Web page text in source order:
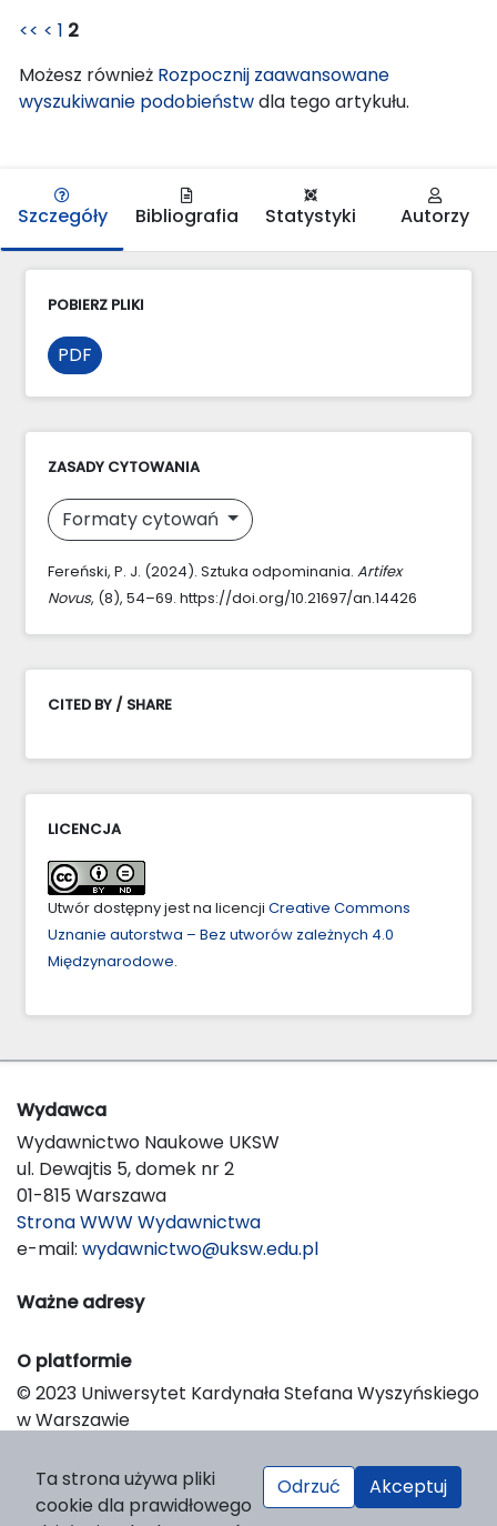
<< < 1 2
Możesz również Rozpocznij zaawansowane
wyszukiwanie podobieństwdla tego artykułu.
Szczegóły Bibliografia Statystyki Autorzy
POBIERZ PLIKI
PDF
ZASADY CYTOWANIA
Formaty cytowań
Fereński, P. J. (2024). Sztuka odpominania. Artifex
Novus, (8), 54–69. https://doi.org/10.21697/an.14426
CITED BY / SHARE
LICENCJA
Utwór dostępny jest na licencji Creative Commons
Uznanie autorstwa – Bez utworów zależnych 4.0
Międzynarodowe.
Wydawca
Wydawnictwo Naukowe UKSW
ul. Dewajtis 5, domek nr 2
01-815 Warszawa
Strona WWW Wydawnictwa
e-mail: wydawnictwo@uksw.edu.pl
Ważne adresy
O platformie
© 2023 Uniwersytet Kardynała Stefana Wyszyńskiego
w Warszawie
Platform & Workflow by OJS/PKP
Ta strona używa pliki
cookie dla prawidłowego
Odrzuć Akceptuj